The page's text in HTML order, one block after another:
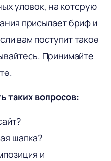
уловок, на которую
присылает бриф и
вам поступит такое
Принимайте
таких вопросов:
шапка?
и